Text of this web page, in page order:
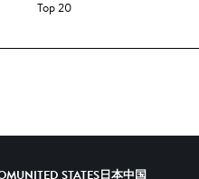
Top 20
UNITED STATES日本中国